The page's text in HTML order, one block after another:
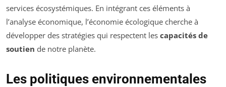
services écosystémiques. En intégrant ces éléments à
l’analyse économique, l’économie écologique cherche à
développer des stratégies qui respectent les capacités de
soutien de notre planète.
Les politiques environnementales